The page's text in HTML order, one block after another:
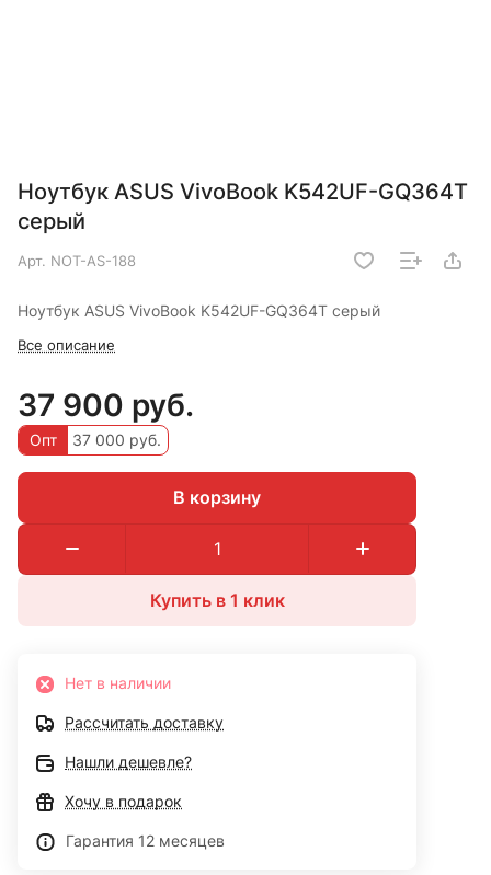
Ноутбук ASUS VivoBook K542UF-GQ364T
серый
Арт. NOT-AS-188
Ноутбук ASUS VivoBook K542UF-GQ364T серый
Все описание
37 900 руб.
Опт 37 000 руб.
В корзину
Купить в 1 клик
Нет в наличии
Рассчитать доставку
Нашли дешевле?
Хочу в подарок
Гарантия 12 месяцев